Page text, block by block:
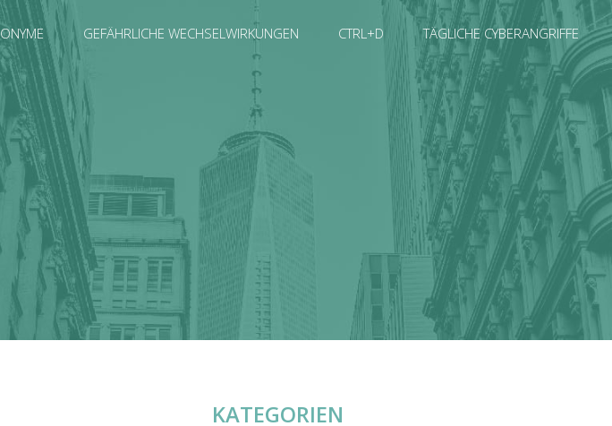
GEFÄHRLICHE WECHSELWIRKUNGEN CTRL+D TÄGLICHE CYBERANGRIFFE
KATEGORIEN